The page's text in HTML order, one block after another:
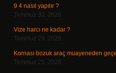
9 4 nasıl yapılır ?
Temmuz 30, 2026
Vize harcı ne kadar ?
Temmuz 29, 2026
Kornası bozuk araç muayeneden
Temmuz 25, 2026